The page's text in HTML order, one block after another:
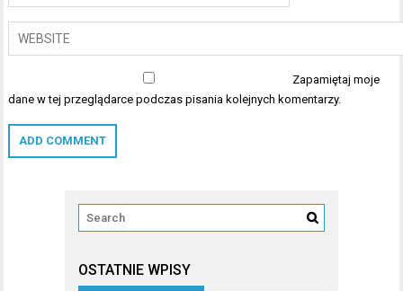
Zapamiętaj moje
dane w tej przeglądarce podczas pisania kolejnych komentarzy.
OSTATNIE WPISY